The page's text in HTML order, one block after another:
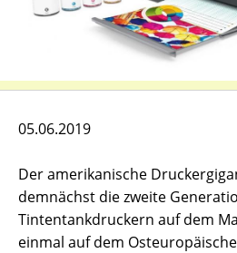
05.06.2019
Der amerikanische
demnächst die zweite
Tintentankdruckern auf dem
einmal auf dem